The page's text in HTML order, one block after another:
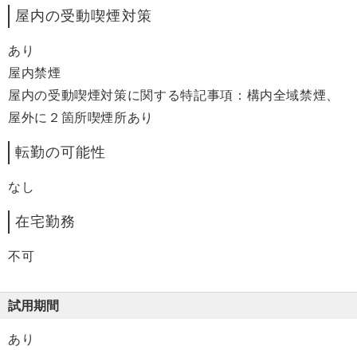
屋内の受動喫煙対策
あり
屋内禁煙
屋内の受動喫煙対策に関する特記事項：構内全域禁煙、
屋外に２箇所喫煙所あり
転勤の可能性
なし
在宅勤務
不可
試用期間
あり